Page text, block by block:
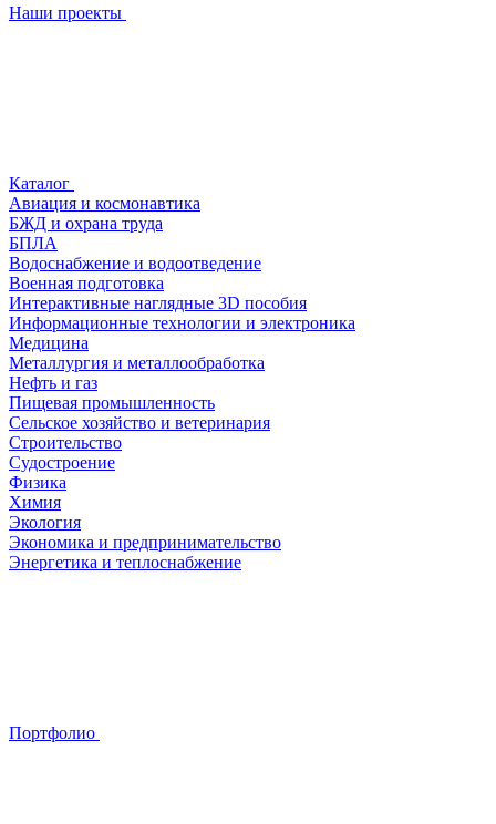
Наши проекты
Каталог
Авиация и космонавтика
БЖД и охрана труда
БПЛА
Водоснабжение и водоотведение
Военная подготовка
Интерактивные наглядные 3D пособия
Информационные технологии и электроника
Медицина
Металлургия и металлообработка
Нефть и газ
Пищевая промышленность
Сельское хозяйство и ветеринария
Строительство
Судостроение
Физика
Химия
Экология
Экономика и предпринимательство
Энергетика и теплоснабжение
Портфолио